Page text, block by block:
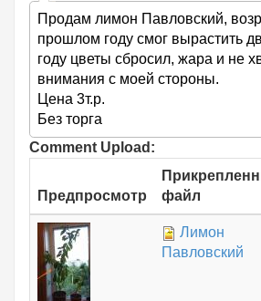
Продам лимон Павловский,
прошлом году смог вырастить
году цветы сбросил, жара и не
внимания с моей стороны.
Цена 3т.р.
Без торга
Comment Upload:
Предпросмотр
файл
Лимон
Павловский